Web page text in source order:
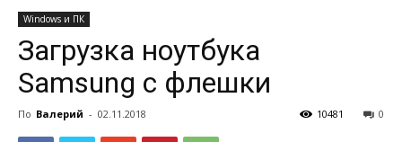
сам
Windows и ПК
Загрузка ноутбука
Samsung с флешки
По Валерий - 02.11.2018 0
10481